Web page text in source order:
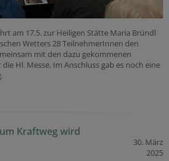
am 17.5. zur Heiligen Stätte Maria Bründl
Wetters 28 TeilnehmerInnen den
mit den dazu gekommenen
Hl. Messe. Im Anschluss gab es noch eine
Kraftweg wird
30. März
2025